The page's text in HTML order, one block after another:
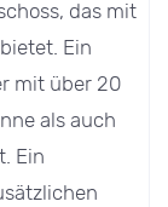
das mit
Ein
mit über 20
als auch
Ein